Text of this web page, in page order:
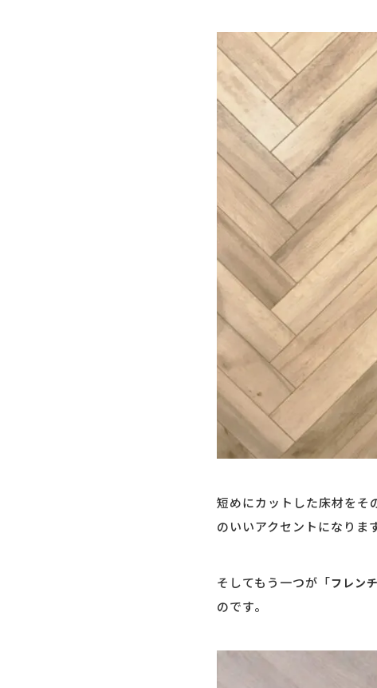
短めにカットした床材をそ
のいいアクセントになります
そしてもう一つが「フレン
のです。